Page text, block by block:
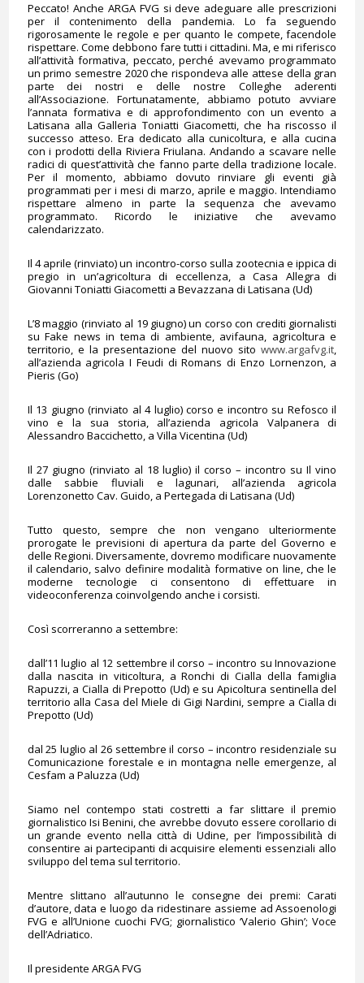
Peccato! Anche ARGA FVG si deve adeguare alle prescrizioni
per il contenimento della pandemia. Lo fa seguendo
rigorosamente le regole e per quanto le compete, facendole
rispettare. Come debbono fare tutti i cittadini. Ma, e mi riferisco
all’attività formativa, peccato, perché avevamo programmato
un primo semestre 2020 che rispondeva alle attese della gran
parte dei nostri e delle nostre Colleghe aderenti
all’Associazione. Fortunatamente, abbiamo potuto avviare
l’annata formativa e di approfondimento con un evento a
Latisana alla Galleria Toniatti Giacometti, che ha riscosso il
successo atteso. Era dedicato alla cunicoltura, e alla cucina
con i prodotti della Riviera Friulana. Andando a scavare nelle
radici di quest’attività che fanno parte della tradizione locale.
Per il momento, abbiamo dovuto rinviare gli eventi già
programmati per i mesi di marzo, aprile e maggio. Intendiamo
rispettare almeno in parte la sequenza che avevamo
programmato. Ricordo le iniziative che avevamo
calendarizzato.
Il 4 aprile (rinviato) un incontro-corso sulla zootecnia e ippica di
pregio in un’agricoltura di eccellenza, a Casa Allegra di
Giovanni Toniatti Giacometti a Bevazzana di Latisana (Ud)
L’8 maggio (rinviato al 19 giugno) un corso con crediti giornalisti
su Fake news in tema di ambiente, avifauna, agricoltura e
territorio, e la presentazione del nuovo sitowww.argafvg.it,
all’azienda agricola I Feudi di Romans di Enzo Lornenzon, a
Pieris (Go)
Il 13 giugno (rinviato al 4 luglio) corso e incontro su Refosco il
vino e la sua storia, all’azienda agricola Valpanera di
Alessandro Baccichetto, a Villa Vicentina (Ud)
Il 27 giugno (rinviato al 18 luglio) il corso – incontro su Il vino
dalle sabbie fluviali e lagunari, all’azienda agricola
Lorenzonetto Cav. Guido, a Pertegada di Latisana (Ud)
Tutto questo, sempre che non vengano ulteriormente
prorogate le previsioni di apertura da parte del Governo e
delle Regioni. Diversamente, dovremo modificare nuovamente
il calendario, salvo definire modalità formative on line, che le
moderne tecnologie ci consentono di effettuare in
videoconferenza coinvolgendo anche i corsisti.
Così scorreranno a settembre:
dall’11 luglio al 12 settembre il corso – incontro su Innovazione
dalla nascita in viticoltura, a Ronchi di Cialla della famiglia
Rapuzzi, a Cialla di Prepotto (Ud) e su Apicoltura sentinella del
territorio alla Casa del Miele di Gigi Nardini, sempre a Cialla di
Prepotto (Ud)
dal 25 luglio al 26 settembre il corso – incontro residenziale su
Comunicazione forestale e in montagna nelle emergenze, al
Cesfam a Paluzza (Ud)
Siamo nel contempo stati costretti a far slittare il premio
giornalistico Isi Benini, che avrebbe dovuto essere corollario di
un grande evento nella città di Udine, per l’impossibilità di
consentire ai partecipanti di acquisire elementi essenziali allo
sviluppo del tema sul territorio.
Mentre slittano all’autunno le consegne dei premi: Carati
d’autore, data e luogo da ridestinare assieme ad Assoenologi
FVG e all’Unione cuochi FVG; giornalistico ‘Valerio Ghin’; Voce
dell’Adriatico.
Il presidente ARGA FVG